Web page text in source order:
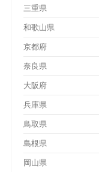
三重県
和歌山県
京都府
奈良県
大阪府
兵庫県
鳥取県
島根県
岡山県